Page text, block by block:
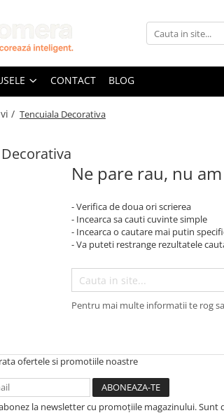
CONTACT BLOG
/ Tencuiala Decorativa
Ne pare rau, nu
- Verifica de doua ori scrierea
- Incearca sa cauti cuvinte simple
- Incearca o cautare mai putin
- Va puteti restrange rezultatele
Pentru mai multe informatii te rog
ofertele si promotiile noastre
la newsletter cu promoțiile magazinului.